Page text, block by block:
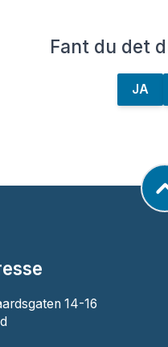
Fant du det
JA
14-16